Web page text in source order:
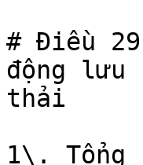
# Điều
động lưu
thải
1\. Tổng